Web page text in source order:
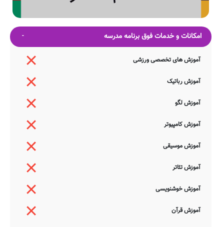
امکانات و خدمات فوق برنامه مدرسه
آموزش های تخصصی ورزشی
آموزش رباتیک
آموزش لگو
آموزش کامپیوتر
آموزش موسیقی
آموزش تئاتر
آموزش خوشنویسی
آموزش قرآن